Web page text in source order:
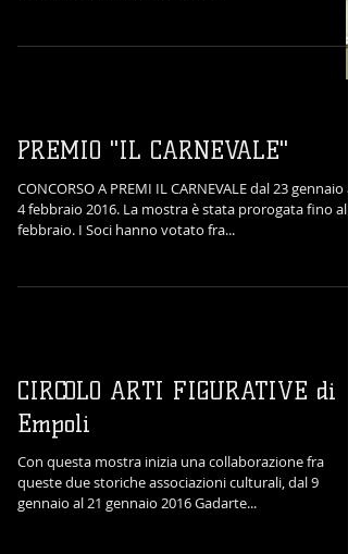
PREMIO "IL CARNEVALE"
CONCORSO A PREMI IL CARNEVALE dal 23 gennaio al
4 febbraio 2016. La mostra è stata prorogata fino al
febbraio. I Soci hanno votato fra...
CIRCOLO ARTI FIGURATIVE di
Empoli
Con questa mostra inizia una collaborazione fra
queste due storiche associazioni culturali, dal 9
gennaio al 21 gennaio 2016 Gadarte...